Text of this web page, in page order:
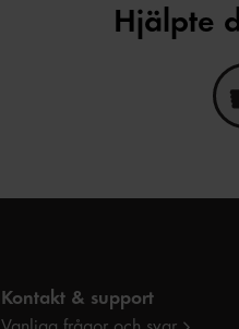
Hjälpte
Kontakt & support